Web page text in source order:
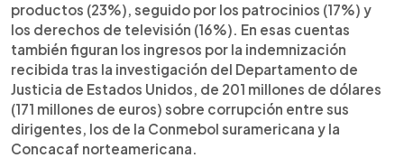
productos (23%), seguido por los patrocinios (17%) y
los derechos de televisión (16%). En esas cuentas
también figuran los ingresos por la indemnización
recibida tras la investigación del Departamento de
Justicia de Estados Unidos, de 201 millones de dólares
(171 millones de euros) sobre corrupción entre sus
dirigentes, los de la Conmebol suramericana y la
Concacaf norteamericana.